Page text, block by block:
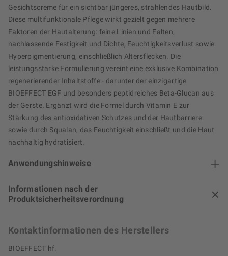
Gesichtscreme für ein sichtbar jüngeres, strahlendes Hautbild.
Diese multifunktionale Pflege wirkt gezielt gegen mehrere
Faktoren der Hautalterung: feine Linien und Falten,
nachlassende Festigkeit und Dichte, Feuchtigkeitsverlust sowie
Hyperpigmentierung, einschließlich Altersflecken. Die
leistungsstarke Formulierung vereint eine exklusive Kombination
regenerierender Inhaltstoffe - darunter der einzigartige
BIOEFFECT EGF und besonders peptidreiches Beta-Glucan aus
der Gerste. Ergänzt wird die Formel durch Vitamin E zur
Stärkung des antioxidativen Schutzes und der Hautbarriere
sowie durch Squalan, das Feuchtigkeit einschließt und die Haut
nachhaltig hydratisiert.
Anwendungshinweise
Informationen nach der
Produktsicherheitsverordnung
Kontaktinformationen des Herstellers
BIOEFFECT hf.